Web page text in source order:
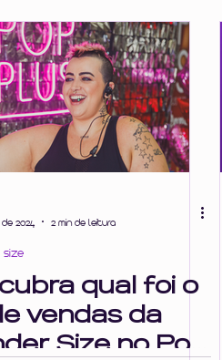
2024
2 min de leitura
size
qual foi o
vendas da
Size no Pop